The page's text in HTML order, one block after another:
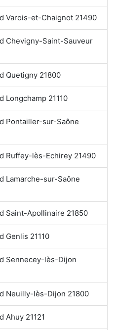
Varois-et-Chaignot 21490
Chevigny-Saint-Sauveur
Quetigny 21800
Longchamp 21110
Pontailler-sur-Saône
Ruffey-lès-Echirey 21490
Lamarche-sur-Saône
Saint-Apollinaire 21850
Genlis 21110
Sennecey-lès-Dijon
Neuilly-lès-Dijon 21800
Ahuy 21121